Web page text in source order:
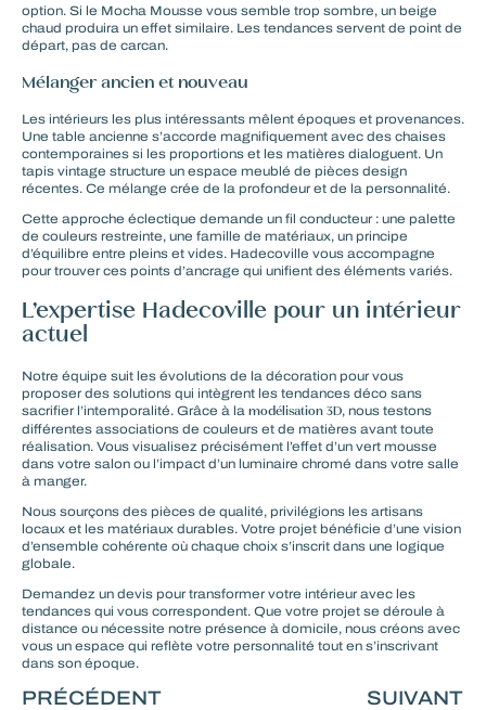
option. Si le Mocha Mousse vous semble trop sombre, un beige
chaud produira un effet similaire. Les tendances servent de point de
départ, pas de carcan.
Mélanger ancien et nouveau
Les intérieurs les plus intéressants mêlent époques et provenances.
Une table ancienne s’accorde magnifiquement avec des chaises
contemporaines si les proportions et les matières dialoguent. Un
tapis vintage structure un espace meublé de pièces design
récentes. Ce mélange crée de la profondeur et de la personnalité.
Cette approche éclectique demande un fil conducteur : une palette
de couleurs restreinte, une famille de matériaux, un principe
d’équilibre entre pleins et vides. Hadecoville vous accompagne
pour trouver ces points d’ancrage qui unifient des éléments variés.
L’expertise Hadecoville pour un intérieur
actuel
Notre équipe suit les évolutions de la décoration pour vous
proposer des solutions qui intègrent les tendances déco sans
sacrifier l’intemporalité. Grâce à la modélisation 3D, nous testons
différentes associations de couleurs et de matières avant toute
réalisation. Vous visualisez précisément l’effet d’un vert mousse
dans votre salon ou l’impact d’un luminaire chromé dans votre salle
à manger.
Nous sourçons des pièces de qualité, privilégions les artisans
locaux et les matériaux durables. Votre projet bénéficie d’une vision
d’ensemble cohérente où chaque choix s’inscrit dans une logique
globale.
Demandez un devis pour transformer votre intérieur avec les
tendances qui vous correspondent. Que votre projet se déroule à
distance ou nécessite notre présence à domicile, nous créons avec
vous un espace qui reflète votre personnalité tout en s’inscrivant
dans son époque.
PRÉCÉDENT SUIVANT